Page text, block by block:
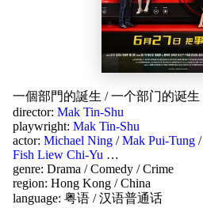
一個部門的誕生 /一个部门的诞生
director: Mak Tin-Shu
playwright: Mak Tin-Shu
actor: Michael Ning /Mak Pui-Tung /
Fish Liew Chi-Yu …
genre: Drama /Comedy /Crime
region: Hong Kong /China
language: 粤语 /汉语普通话